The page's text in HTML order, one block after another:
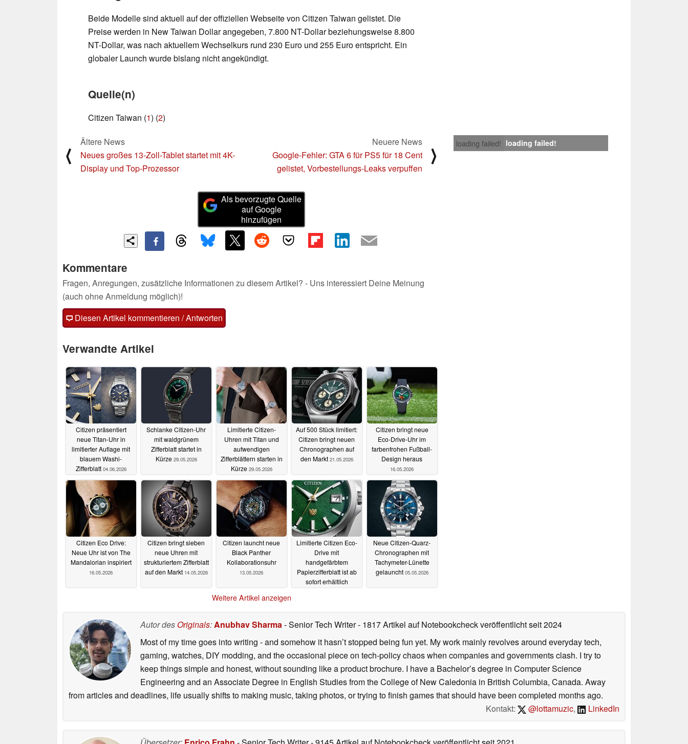
Beide Modelle sind aktuell auf der offiziellen Webseite von Citizen Taiwan gelistet. Die
Preise werden in New Taiwan Dollar angegeben, 7.800 NT-Dollar beziehungsweise 8.800
NT-Dollar, was nach aktuellem Wechselkurs rund 230 Euro und 255 Euro entspricht. Ein
globaler Launch wurde bislang nicht angekündigt.
Quelle(n)
Citizen Taiwan (1) (2)
loading failed! loading failed!
⟨
Ältere News
Neues großes 13-Zoll-Tablet startet mit 4K-
Display und Top-Prozessor
Neuere News
Google-Fehler: GTA 6 für PS5 für 18 Cent
gelistet, Vorbestellungs-Leaks verpuffen
⟩
Als bevorzugte Quelle
auf Google
hinzufügen
Kommentare
Fragen, Anregungen, zusätzliche Informationen zu diesem Artikel? - Uns interessiert Deine Meinung
(auch ohne Anmeldung möglich)!
Diesen Artikel kommentieren / Antworten
Verwandte Artikel
Citizen präsentiert
neue Titan-Uhr in
limitierter Auflage mit
blauem Washi-
Zifferblatt 04.06.2026
Schlanke Citizen-Uhr
mit waldgrünem
Zifferblatt startet in
Kürze 29.05.2026
Limitierte Citizen-
Uhren mit Titan und
aufwendigen
Zifferblättern starten in
Kürze 29.05.2026
Auf 500 Stück limitiert:
Citizen bringt neuen
Chronographen auf
den Markt 21.05.2026
Citizen bringt neue
Eco-Drive-Uhr im
farbenfrohen Fußball-
Design heraus
16.05.2026
Citizen Eco Drive:
Neue Uhr ist von The
Mandalorian inspiriert
16.05.2026
Citizen bringt sieben
neue Uhren mit
strukturiertem Zifferblatt
auf den Markt 14.05.2026
Citizen launcht neue
Black Panther
Kollaborationsuhr
13.05.2026
Limitierte Citizen Eco-
Drive mit
handgefärbtem
Papierzifferblatt ist ab
sofort erhältlich
Neue Citizen-Quarz-
Chronographen mit
Tachymeter-Lünette
gelauncht 05.05.2026
Weitere Artikel anzeigen
Autor des Originals:Anubhav Sharma- Senior Tech Writer- 1817 Artikel auf Notebookcheck veröffentlichtseit 2024
Most of my time goes into writing - and somehow it hasn’t stopped being fun yet. My work mainly revolves around everyday tech,
gaming, watches, DIY modding, and the occasional piece on tech-policy chaos when companies and governments clash. I try to
keep things simple and honest, without sounding like a product brochure. I have a Bachelor’s degree in Computer Science
Engineering and an Associate Degree in English Studies from the College of New Caledonia in British Columbia, Canada. Away
from articles and deadlines, life usually shifts to making music, taking photos, or trying to finish games that should have been completed months ago.
Kontakt:
@lottamuzic, LinkedIn